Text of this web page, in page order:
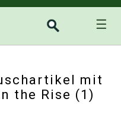
☰
mit
the Rise (1)